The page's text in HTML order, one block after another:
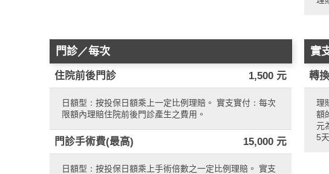
門診／每次
住院前後門診 1,500 元
日額型：按投保日額乘上一定比例理賠。 實支實付：每次
限額內理賠住院前後門診產生之費用。
門診手術費(最高) 15,000 元
日額型：按投保日額乘上手術倍數之一定比例理賠。 實支
實
轉
理
額
元
5